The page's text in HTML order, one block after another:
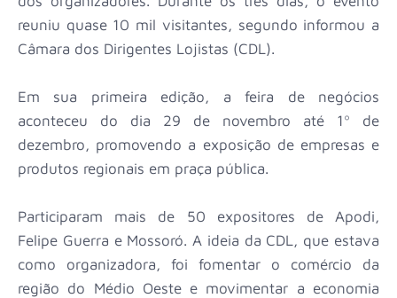
reuniu quase 10 mil visitantes, segundo informou a
Câmara dos Dirigentes Lojistas (CDL).
Em sua primeira edição, a feira de negócios
aconteceu do dia 29 de novembro até 1º de
dezembro, promovendo a exposição de empresas e
produtos regionais em praça pública.
Participaram mais de 50 expositores de Apodi,
Felipe Guerra e Mossoró. A ideia da CDL, que estava
como organizadora, foi fomentar o comércio da
região do Médio Oeste e movimentar a economia